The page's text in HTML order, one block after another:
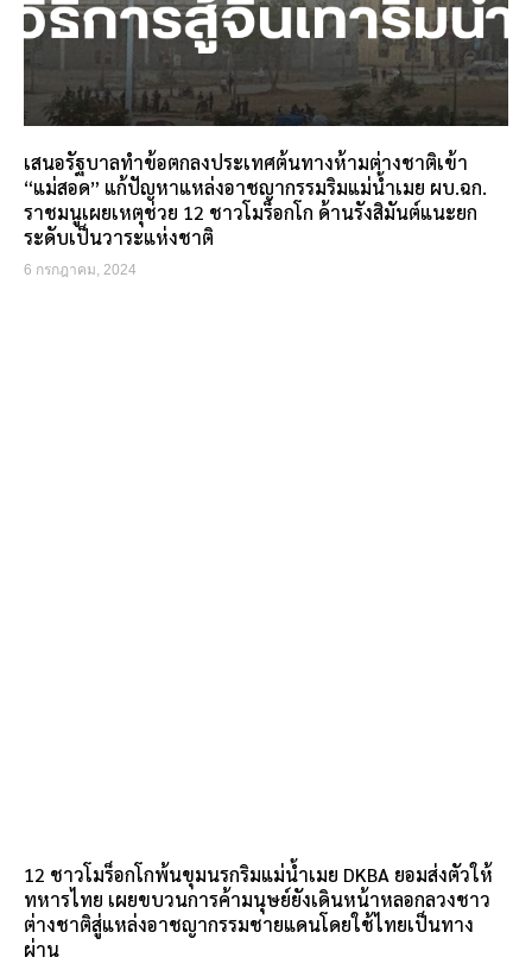
เสนอรัฐบาลทำข้อตกลงประเทศต้นทางห้ามต่างชาติเข้า
“แม่สอด” แก้ปัญหาแหล่งอาชญากรรมริมแม่น้ำเมย ผบ.ฉก.
ราชมนูเผยเหตุช่วย 12 ชาวโมร็อกโก ด้านรังสิมันต์แนะยก
ระดับเป็นวาระแห่งชาติ
6 กรกฎาคม, 2024
12 ชาวโมร็อกโกพ้นขุมนรกริมแม่น้ำเมย DKBA ยอมส่งตัวให้
ทหารไทย เผยขบวนการค้ามนุษย์ยังเดินหน้าหลอกลวงชาว
ต่างชาติสู่แหล่งอาชญากรรมชายแดนโดยใช้ไทยเป็นทาง
ผ่าน